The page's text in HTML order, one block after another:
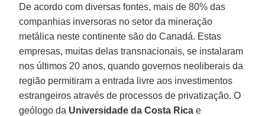
De acordo com diversas fontes, mais de 80% das
companhias inversoras no setor da mineração
metálica neste continente são do Canadá. Estas
empresas, muitas delas transnacionais, se instalaram
nos últimos 20 anos, quando governos neoliberais da
região permitiram a entrada livre aos investimentos
estrangeiros através de processos de privatização. O
geólogo da Universidade da Costa Rica e